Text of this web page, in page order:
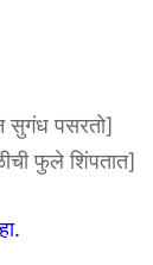
पसरतो]
फुले शिंपतात]